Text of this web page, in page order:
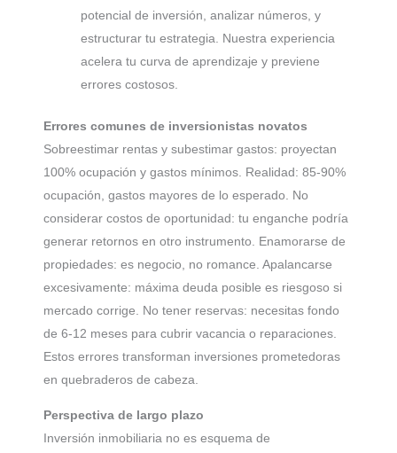
potencial de inversión, analizar números, y
estructurar tu estrategia. Nuestra experiencia
acelera tu curva de aprendizaje y previene
errores costosos.
Errores comunes de inversionistas novatos
Sobreestimar rentas y subestimar gastos: proyectan
100% ocupación y gastos mínimos. Realidad: 85-90%
ocupación, gastos mayores de lo esperado. No
considerar costos de oportunidad: tu enganche podría
generar retornos en otro instrumento. Enamorarse de
propiedades: es negocio, no romance. Apalancarse
excesivamente: máxima deuda posible es riesgoso si
mercado corrige. No tener reservas: necesitas fondo
de 6-12 meses para cubrir vacancia o reparaciones.
Estos errores transforman inversiones prometedoras
en quebraderos de cabeza.
Perspectiva de largo plazo
Inversión inmobiliaria no es esquema de